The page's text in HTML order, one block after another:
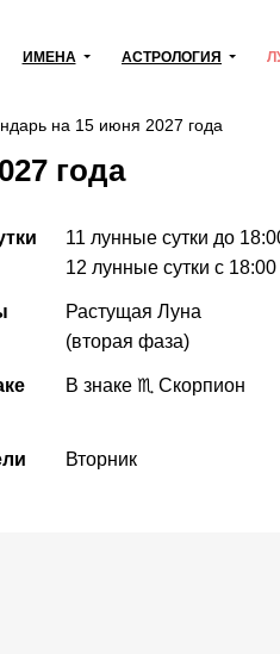
ИМЕНА АСТРОЛОГИЯ
на 15 июня 2027 года
года
11 лунные сутки до
12 лунные сутки с 18:00
Растущая Луна
(вторая фаза)
В знаке ♏ Скорпион
Вторник